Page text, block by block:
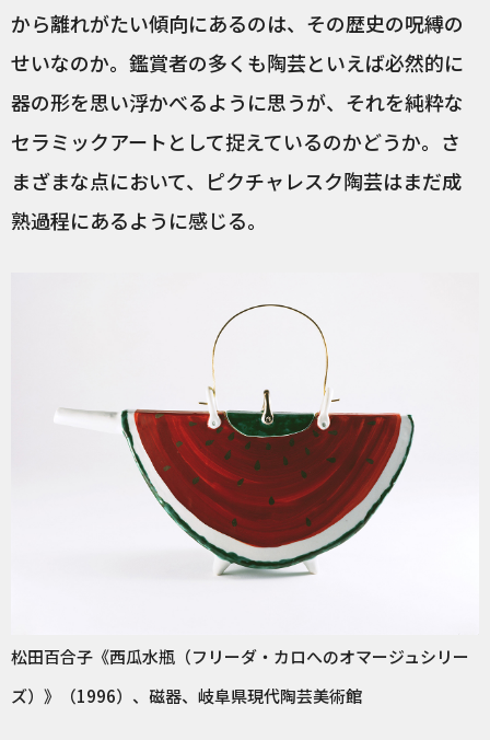
から離れがたい傾向にあるのは、その歴史の呪縛の
せいなのか。鑑賞者の多くも陶芸といえば必然的に
器の形を思い浮かべるように思うが、それを純粋な
セラミックアートとして捉えているのかどうか。さ
まざまな点において、ピクチャレスク陶芸はまだ成
熟過程にあるように感じる。
松田百合子《西瓜水瓶（フリーダ・カロへのオマージュシリー
ズ）》（1996）、磁器、岐阜県現代陶芸美術館